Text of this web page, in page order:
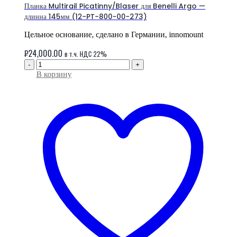
Планка Multirail Picatinny/Blaser для Benelli Argo —
длинна 145мм (12-PT-800-00-273)
Цельное основание, сделано в Германии, innomount
₽24,000.00 в т.ч. НДС 22%
- +
В корзину